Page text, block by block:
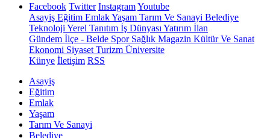
Facebook Twitter InstagramYoutube
Asayiş Eğitim EmlakYaşam Tarım Ve Sanayi Belediye
Teknoloji Yerel Tanıtım İş Dünyası Yatırım İlan
Gündem İlçe - Belde SporSağlık Magazin Kültür Ve Sanat
Ekonomi Siyaset Turizm Üniversite
Künye İletişim RSS
Asayiş
Eğitim
Emlak
Yaşam
Tarım Ve Sanayi
Belediye